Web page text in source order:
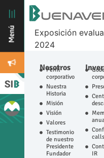
Exposición
2024
Nosotros
Perfil
corporativo
Nuestra
Historia
Misión
Visión
Valores
Testimonio
de nuestro
Presidente
Fundador
calls
IR